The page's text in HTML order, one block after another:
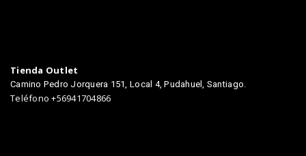
Tienda Outlet
Camino Pedro Jorquera 151, Local 4, Pudahuel, Santiago.
Teléfono +56941704866